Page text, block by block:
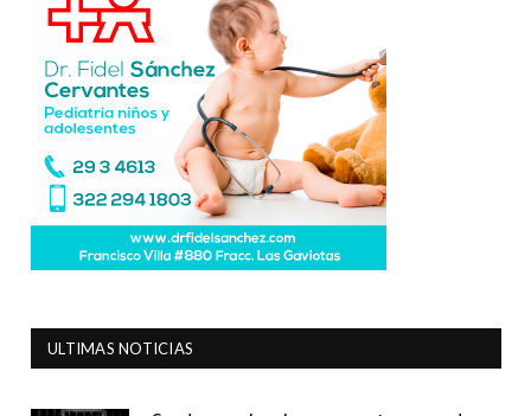
ULTIMAS NOTICIAS